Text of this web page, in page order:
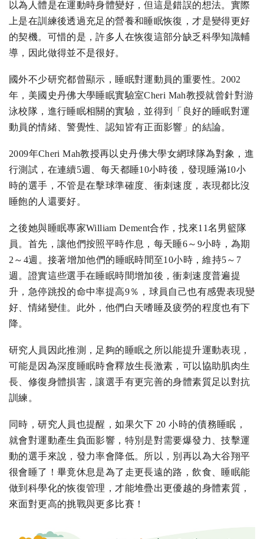
以為人體是在運動時身體變好，但這是錯誤的想法。實際
上是在訓練後透過充足的營養和睡眠恢復，才是變得更好
的契機。可惜的是，許多人在恢復這部分缺乏科學知識輔
導，因此做得並不是很好。
國外不少研究都曾顯示，睡眠對運動員的重要性。2002
年，美國史丹佛大學睡眠實驗室Cheri Mah教授就曾針對游
泳校隊，進行睡眠相關的實驗，並得到「良好的睡眠對運
動員的情緒、警覺性、認知皆有正面影響」的結論。
2009年Cheri Mah教授再以史丹佛大學女網球隊為對象，進
行測試，在連續5週、每天都睡10小時後，發現睡滿10小
時的選手，不管是在擊球準確度、衝刺速度，表現都比沒
睡飽的人還要好。
之後她與睡眠專家William Dement合作，找來11名男籃隊
員。首先，讓他們按照平時作息，每天睡6～9小時，為期
2～4週。接著增加他們的睡眠時間至10小時，維持5～7
週。證實這些選手在睡眠時間增加後，衝刺速度普遍提
升，急停跳投的命中率提高9％，球員自己也有感覺表現變
好、情緒變佳。此外，他們白天嗜睡及疲勞的程度也有下
降。
研究人員因此推測，足夠的睡眠之所以能提升運動表現，
可能是因為深度睡眠時會釋放生長激素，可以協助肌肉生
長、修復身體損害，讓選手有更完善的身體素質足以對抗
訓練。
同時，研究人員也提醒，如果欠下 20 小時的債務睡眠，
就會對運動產生負面影響，特別是對需要爆發力、技擊運
動的選手來說，發力率會降低。所以，別再以為大谷翔平
很會睡了！畢竟休息是為了走更長遠的路，飲食、睡眠能
做到科學化的恢復管理，才能堆疊出更優越的身體素質，
來面對更高的挑戰與更多比賽！